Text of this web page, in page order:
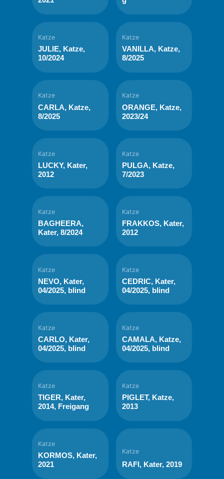
Katze
JULIE, Katze,
10/2024
Katze
VANILLA, Katze,
8/2025
Katze
CARLA, Katze,
8/2025
Katze
ORANGE, Katze,
2023/24
Katze
LUCKY, Kater,
2012
Katze
PULGA, Katze,
7/2023
Katze
BAGHEERA,
Kater, 8/2024
Katze
FRAKKOS, Kater,
2012
Katze
NEVO, Kater,
04/2025, blind
Katze
CEDRIC, Kater,
04/2025, blind
Katze
CARLO, Kater,
04/2025, blind
Katze
CAMALA, Katze,
04/2025, blind
Katze
TIGER, Kater,
2014, Freigang
Katze
PIGLET, Katze,
2013
Katze
KORMOS, Kater,
2021
Katze
RAFI, Kater, 2019